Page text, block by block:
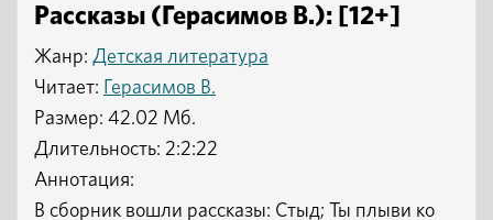
Рассказы (Герасимов В.): [12+]
Жанр: Детская литература
Читает: Герасимов В.
Размер: 42.02 Мб.
Длительность: 2:2:22
Аннотация:
В сборник вошли рассказы: Стыд; Ты плыви ко